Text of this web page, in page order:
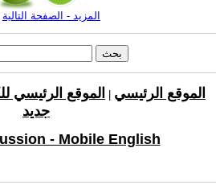
المزيد - الصفحة التالية
الموقع الرئيسي الموقع الرئيسي
جديد
- Mobile English